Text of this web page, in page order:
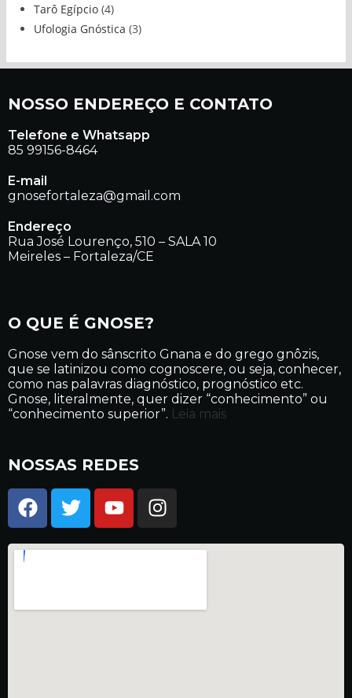
Tarô Egípcio (4)
Ufologia Gnóstica (3)
NOSSO ENDEREÇO E CONTATO
Telefone e Whatsapp
85 99156-8464
E-mail
gnosefortaleza@gmail.com
Endereço
Rua José Lourenço, 510 – SALA 10
Meireles – Fortaleza/CE
O QUE É GNOSE?
Gnose vem do sânscrito Gnana e do grego gnôzis,
que se latinizou como cognoscere, ou seja, conhecer,
como nas palavras diagnóstico, prognóstico etc.
Gnose, literalmente, quer dizer “conhecimento” ou
“conhecimento superior”. Leia mais
NOSSAS REDES